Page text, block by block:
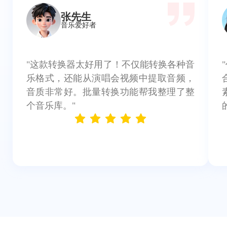
张先生
音乐爱好者
"这款转换器太好用了！不仅能转换各种音
乐格式，还能从演唱会视频中提取音频，
音质非常好。批量转换功能帮我整理了整
个音乐库。"